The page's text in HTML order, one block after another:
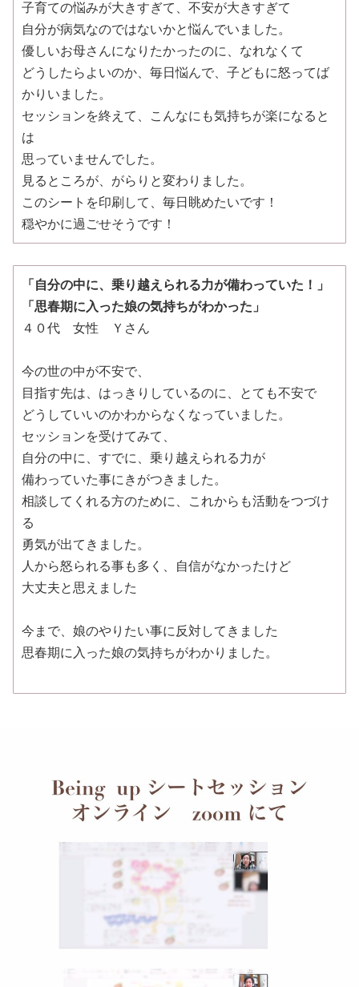
子育ての悩みが大きすぎて、不安が大きすぎて
自分が病気なのではないかと悩んでいました。
優しいお母さんになりたかったのに、なれなくて
どうしたらよいのか、毎日悩んで、子どもに怒ってば
かりいました。
セッションを終えて、こんなにも気持ちが楽になると
は
思っていませんでした。
見るところが、がらりと変わりました。
このシートを印刷して、毎日眺めたいです！
穏やかに過ごせそうです！
「自分の中に、乗り越えられる力が備わっていた！」
「思春期に入った娘の気持ちがわかった」
４０代 女性 Ｙさん
今の世の中が不安で、
目指す先は、はっきりしているのに、とても不安で
どうしていいのかわからなくなっていました。
セッションを受けてみて、
自分の中に、すでに、乗り越えられる力が
備わっていた事にきがつきました。
相談してくれる方のために、これからも活動をつづけ
る
勇気が出てきました。
人から怒られる事も多く、自信がなかったけど
大丈夫と思えました
今まで、娘のやりたい事に反対してきました
思春期に入った娘の気持ちがわかりました。